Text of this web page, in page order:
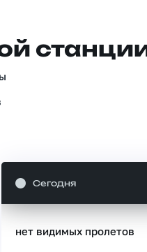
Сегодня
нет видимых пролетов